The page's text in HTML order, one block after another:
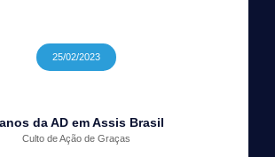
25/02/2023
da AD em Assis Brasil
Culto de Ação de Graças